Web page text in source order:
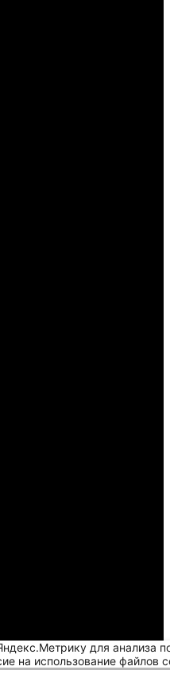
для анализа
на использование файлов